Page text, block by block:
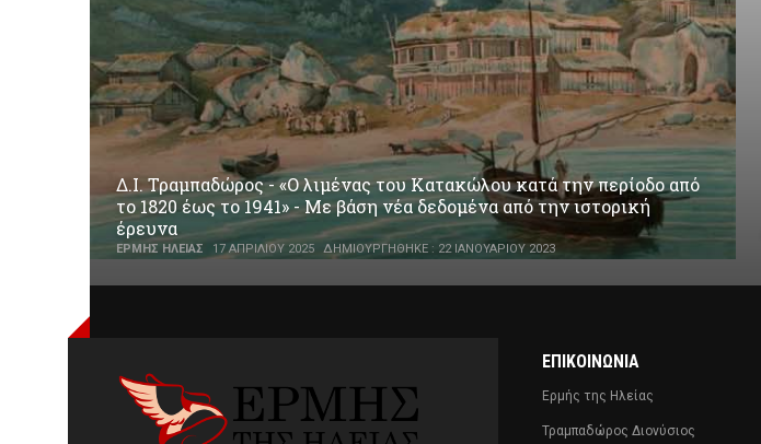
Δ.Ι. Τραμπαδώρος - «Ο λιμένας του Κατακώλου κατά την περίοδο από
το 1820 έως το 1941» - Με βάση νέα δεδομένα από την ιστορική
έρευνα
ΕΡΜΉΣ ΗΛΕΊΑΣ 17 ΑΠΡΙΛΊΟΥ 2025 ΔΗΜΙΟΥΡΓΉΘΗΚΕ : 22 ΙΑΝΟΥΑΡΊΟΥ 2023
ΕΠΙΚΟΙΝΩΝΊΑ
Ερμής της Ηλείας
Τραμπαδώρος Διονύσιος